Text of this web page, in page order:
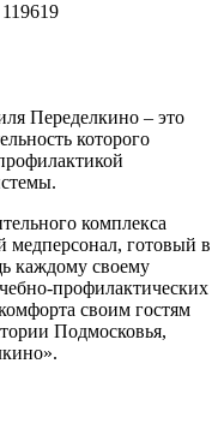
Переделкино – это
которого
комплекса
медперсонал, готовый в
каждому своему
профилактических
своим гостям
Подмосковья,